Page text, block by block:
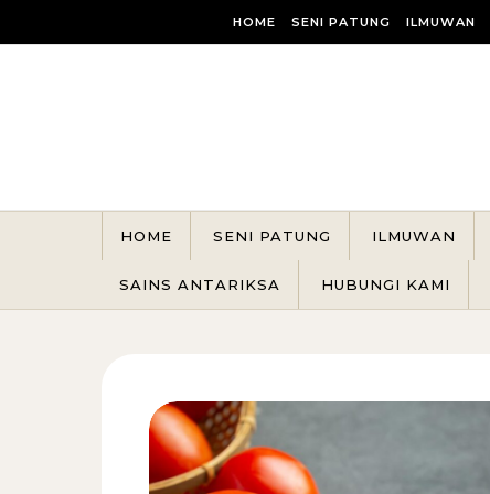
HOME SENI PATUNG ILMUWAN
HOME SENI PATUNG ILMUWAN
SAINS ANTARIKSA HUBUNGI KAMI